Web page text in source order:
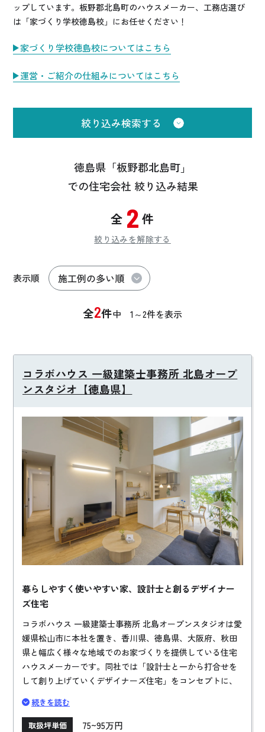
公式SNSをチェック
プライバシーポリシー
ップしています。板野郡北島町のハウスメーカー、工務店選び
は「家づくり学校徳島校」にお任せください！
家づくり学校徳島校についてはこちら
運営・ご紹介の仕組みについてはこちら
絞り込み検索する
徳島県「板野郡北島町」
での住宅会社 絞り込み結果
全 2 件
絞り込みを解除する
表示順
全2件中1～2件を表示
コラボハウス 一級建築士事務所 北島オープ
ンスタジオ【徳島県】
暮らしやすく使いやすい家、設計士と創るデザイナー
ズ住宅
コラボハウス 一級建築士事務所 北島オープンスタジオは愛
媛県松山市に本社を置き、香川県、徳島県、大阪府、秋田
県と幅広く様々な地域でのお家づくりを提供している住宅
ハウスメーカーです。同社では「設計士と一から打合せを
して創り上げていくデザイナーズ住宅」をコンセプトに、
は専属の保育士がおり、お子様連れのご家族が安心して打
ち合わせができることでも好評を博しています。
続きを読む
取扱坪単価 75~95万円